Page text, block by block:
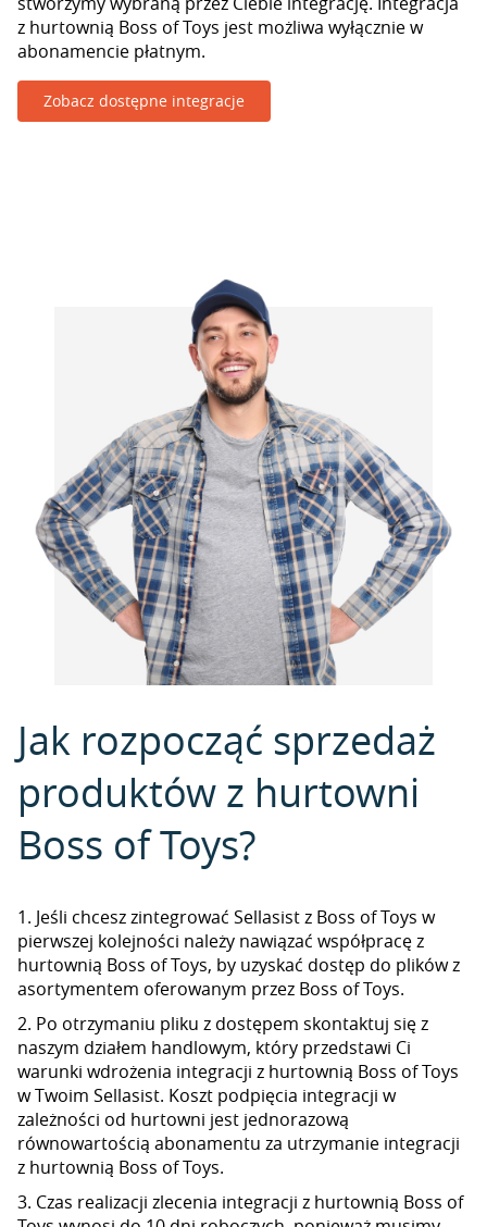
z hurtownią Boss of Toys jest możliwa wyłącznie w
abonamencie płatnym.
Zobacz dostępne integracje
Jak rozpocząć sprzedaż
produktów z hurtowni
Boss of Toys?
1. Jeśli chcesz zintegrować Sellasist z Boss of Toys w
pierwszej kolejności należy nawiązać współpracę z
hurtownią Boss of Toys, by uzyskać dostęp do plików z
asortymentem oferowanym przez Boss of Toys.
2. Po otrzymaniu pliku z dostępem skontaktuj się z
naszym działem handlowym, który przedstawi Ci
warunki wdrożenia integracji z hurtownią Boss of Toys
w Twoim Sellasist. Koszt podpięcia integracji w
zależności od hurtowni jest jednorazową
równowartością abonamentu za utrzymanie integracji
z hurtownią Boss of Toys.
3. Czas realizacji zlecenia integracji z hurtownią Boss of